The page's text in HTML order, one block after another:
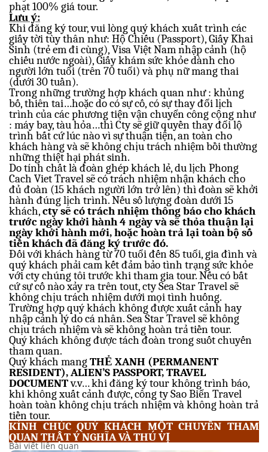
phạt 100% giá tour.
Lưu ý:
Khi đăng ký tour, vui lòng quý khách xuất trình các
giấy tời tùy thân như: Hộ Chiếu (Passport), Giấy Khai
Sinh (trẻ em đi cùng), Visa Việt Nam nhập cảnh (hộ
chiếu nước ngoài), Giấy khám sức khỏe dành cho
người lớn tuổi (trên 70 tuổi) và phụ nữ mang thai
(dưới 30 tuần).
Trong những trường hợp khách quan như : khủng
bố, thiên tai…hoặc do có sự cố, có sự thay đổi lịch
trình của các phương tiện vận chuyển công cộng như
: máy bay, tàu hỏa…thì Cty sẽ giữ quyền thay đổi lộ
trình bất cứ lúc nào vì sự thuận tiện, an toàn cho
khách hàng và sẽ không chịu trách nhiệm bồi thường
những thiệt hại phát sinh.
Do tính chất là đoàn ghép khách lẻ, du lịch Phong
Cach Viet Travel sẽ có trách nhiệm nhận khách cho
đủ đoàn (15 khách người lớn trở lên) thì đoàn sẽ khởi
hành đúng lịch trình. Nếu số lượng đoàn dưới 15
khách,cty sẽ có trách nhiệm thông báo cho khách
trước ngày khởi hành 4 ngày và sẽ thỏa thuận lại
ngày khởi hành mới, hoặc hoàn trả lại toàn bộ số
tiền khách đã đăng ký trước đó.
Đối với khách hàng từ 70 tuổi đến 85 tuổi, gia đình và
quý khách phải cam kết đảm bảo tình trạng sức khỏe
với cty chúng tôi trước khi tham gia tour. Nếu có bất
cứ sự cố nào xảy ra trên tout, cty Sea Star Travel sẽ
không chịu trách nhiệm dưới mọi tình huống.
Trường hợp quý khách không được xuất cảnh hay
nhập cảnh lý do cá nhân. Sea Star Travel sẽ không
chịu trách nhiệm và sẽ không hoàn trả tiền tour.
Quý khách không được tách đoàn trong suốt chuyến
tham quan.
Quý khách mangTHẺ XANH (PERMANENT
RESIDENT), ALIEN’S PASSPORT, TRAVEL
DOCUMENTv.v… khi đăng ký tour không trình báo,
khi không xuất cảnh được, công ty Sao Biển Travel
hoàn toàn không chịu trách nhiệm và không hoàn trả
tiền tour.
KÍNH CHÚC QUÝ KHÁCH MỘT CHUYẾN THAM
QUAN THẬT Ý NGHĨA VÀ THÚ VỊ
Bài viết liên quan